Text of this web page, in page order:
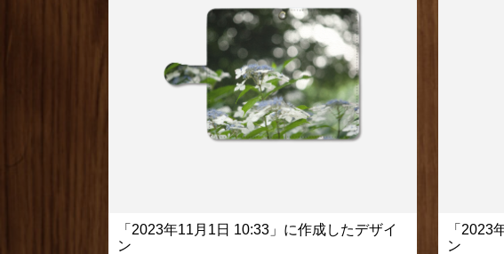
「2023年11月1日 10:33」に作成したデザイ
ン
「2023
ン